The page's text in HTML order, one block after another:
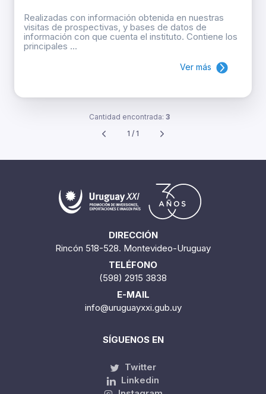
Realizadas con información obtenida en nuestras
visitas de prospectivas, y bases de datos de
información con que cuenta el instituto. Contiene los
principales ...
Ver más
Cantidad encontrada: 3
1 / 1
DIRECCIÓN
Rincón 518-528. Montevideo-Uruguay
TELÉFONO
(598) 2915 3838
E-MAIL
info@uruguayxxi.gub.uy
SÍGUENOS EN
Twitter
Linkedin